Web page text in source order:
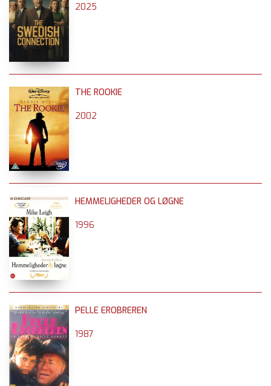
2025
THE ROOKIE
2002
HEMMELIGHEDER OG LØGNE
1996
PELLE EROBREREN
1987